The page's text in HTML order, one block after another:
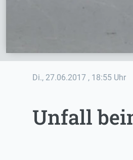
Di., 27.06.2017 , 18:55 Uhr
Unfall